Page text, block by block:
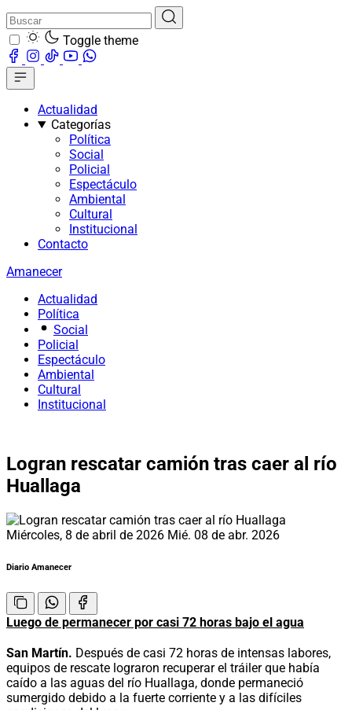
Toggle theme
Actualidad
Categorías
Política
Social
Policial
Espectáculo
Ambiental
Cultural
Institucional
Contacto
Amanecer
Actualidad
Política
Social
Policial
Espectáculo
Ambiental
Cultural
Institucional
Logran rescatar camión tras caer al río
Huallaga
Miércoles, 8 de abril de 2026 Mié. 08 de abr. 2026
Diario Amanecer
Luego de permanecer por casi 72 horas bajo el agua
San Martín. Después de casi 72 horas de intensas labores,
equipos de rescate lograron recuperar el tráiler que había
caído a las aguas del río Huallaga, donde permaneció
sumergido debido a la fuerte corriente y a las difíciles